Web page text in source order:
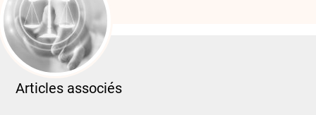
Articles associés